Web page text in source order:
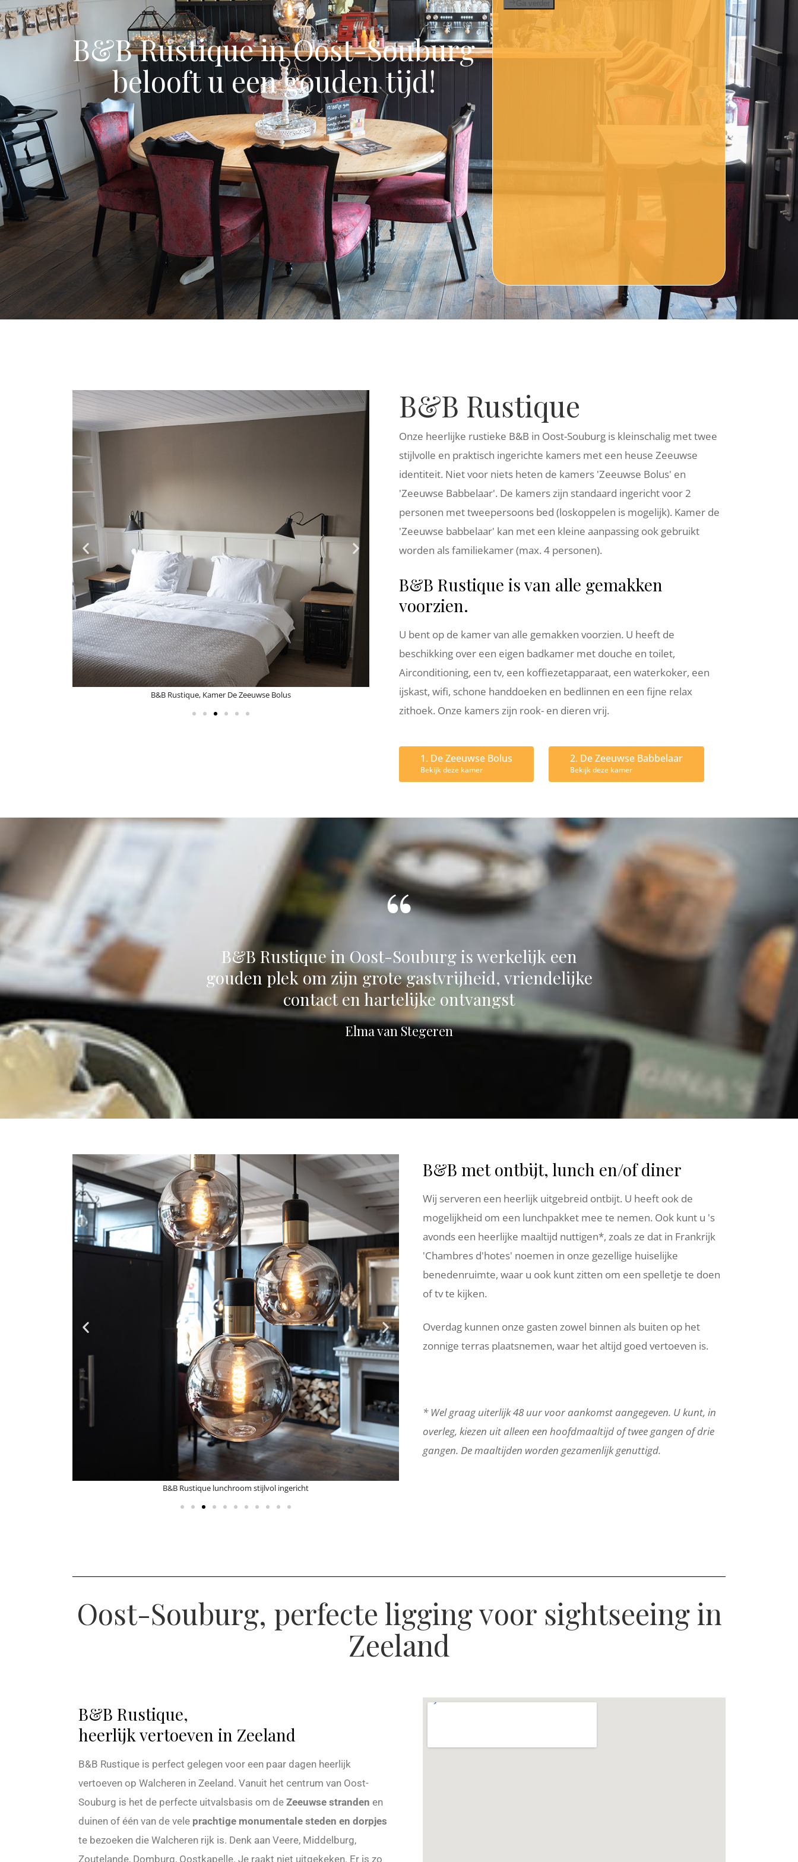
B&B Rustique in Oost-Souburg
belooft u een gouden tijd!
B&B Rustique, Kamer De Zeeuwse Bolus B&B Rustique, Kamer De Zeeuwse Bolus
B&B Rustique
Onze heerlijke rustieke B&B in Oost-Souburg is kleinschalig met twee
stijlvolle en praktisch ingerichte kamers met een heuse Zeeuwse
identiteit. Niet voor niets heten de kamers 'Zeeuwse Bolus' en
'Zeeuwse Babbelaar'. De kamers zijn standaard ingericht voor 2
personen met tweepersoons bed (loskoppelen is mogelijk). Kamer de
'Zeeuwse babbelaar' kan met een kleine aanpassing ook gebruikt
worden als familiekamer (max. 4 personen).
B&B Rustique is van alle gemakken
voorzien.
U bent op de kamer van alle gemakken voorzien. U heeft de
beschikking over een eigen badkamer met douche en toilet,
Airconditioning, een tv, een koffiezetapparaat, een waterkoker, een
ijskast, wifi, schone handdoeken en bedlinnen en een fijne relax
zithoek. Onze kamers zijn rook- en dieren vrij.
1. De Zeeuwse Bolus
Bekijk deze kamer
2. De Zeeuwse Babbelaar
Bekijk deze kamer
B&B Rustique in Oost-Souburg is werkelijk een
gouden plek om zijn grote gastvrijheid, vriendelijke
contact en hartelijke ontvangst
Elma van Stegeren
B&B Rustique lunchroom Appelaere
B&B met ontbijt, lunch en/of diner
Wij serveren een heerlijk uitgebreid ontbijt. U heeft ook de
mogelijkheid om een lunchpakket mee te nemen. Ook kunt u 's
avonds een heerlijke maaltijd nuttigen*, zoals ze dat in Frankrijk
'Chambres d'hotes' noemen in onze gezellige huiselijke
benedenruimte, waar u ook kunt zitten om een spelletje te doen
of tv te kijken.
Overdag kunnen onze gasten zowel binnen als buiten op het
zonnige terras plaatsnemen, waar het altijd goed vertoeven is.
* Wel graag uiterlijk 48 uur voor aankomst aangegeven. U kunt, in
overleg, kiezen uit alleen een hoofdmaaltijd of twee gangen of drie
gangen. De maaltijden worden gezamenlijk genuttigd.
Oost-Souburg, perfecte ligging voor sightseeing in
Zeeland
B&B Rustique,
heerlijk vertoeven in Zeeland
B&B Rustique is perfect gelegen voor een paar dagen heerlijk
vertoeven op Walcheren in Zeeland. Vanuit het centrum van Oost-
Souburg is het de perfecte uitvalsbasis om de Zeeuwse stranden en
duinen of één van de vele prachtige monumentale steden en dorpjes
te bezoeken die Walcheren rijk is. Denk aan Veere, Middelburg,
Zoutelande, Domburg, Oostkapelle. Je raakt niet uitgekeken. Er is zo